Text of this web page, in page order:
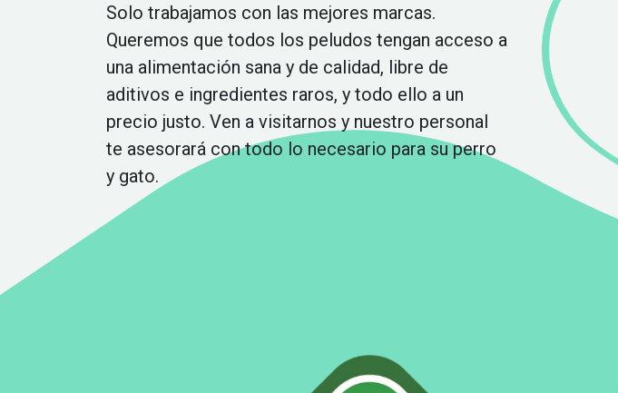
Solo trabajamos con las mejores marcas.
Queremos que todos los peludos tengan acceso a
una alimentación sana y de calidad, libre de
aditivos e ingredientes raros, y todo ello a un
precio justo. Ven a visitarnos y nuestro personal
te asesorará con todo lo necesario para su perro
y gato.